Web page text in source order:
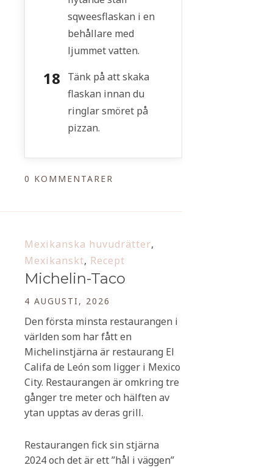
sqweesflaskan i en
behållare med
ljummet vatten.
Tänk på att skaka
flaskan innan du
ringlar smöret på
pizzan.
0 KOMMENTARER
Mexikanska huvudrätter,
Mexikanskt, Recept
Michelin-Taco
4 AUGUSTI, 2026
Den första minsta restaurangen i
världen som har fått en
Michelinstjärna är restaurang El
Califa de León som ligger i Mexico
City. Restaurangen är omkring tre
gånger tre meter och hälften av
ytan upptas av deras grill.
Restaurangen fick sin stjärna
2024 och det är ett ”hål i väggen”